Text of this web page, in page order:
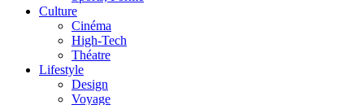
Culture
Cinéma
High-Tech
Théatre
Lifestyle
Design
Voyage